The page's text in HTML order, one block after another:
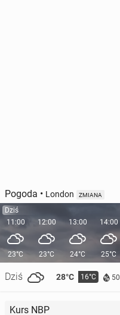
Pogoda • London ZMIANA
Dziś
11:00
23°C
Dziś 28°C 16°C 50
12:00
23°C
13:00
24°C
14:00
25°C
Kurs NBP